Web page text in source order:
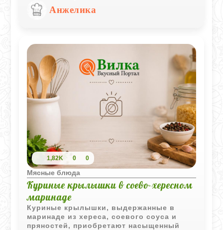
приобретая насыщенный вкус и
аппетитную подливу.
Анжелика
1,82K 0 0
Мясные блюда
Куриные крылышки в соево-хересном
маринаде
Куриные крылышки, выдержанные в
маринаде из хереса, соевого соуса и
пряностей, приобретают насыщенный